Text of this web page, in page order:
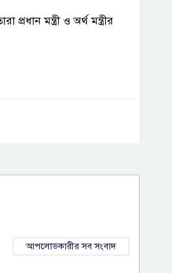
মন্ত্রী ও অর্থ মন্ত্রীর
আপলোডকারীর সব সংবাদ